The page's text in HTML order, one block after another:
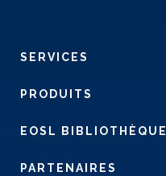
SERVICES
PRODUITS
EOSL BIBLIOTHÈQUE
PARTENAIRES